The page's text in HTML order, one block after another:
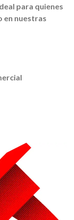
para quienes
en nuestras